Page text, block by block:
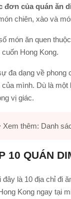
đơn của quán ăn
chiên, xào và
món ăn quen
cuốn Hong Kong.
đa dạng về phong
mình. Dù là một
vị giác.
Xem thêm: Danh
10 QUÁN
đây là 10 địa chỉ đi
Kong ngay tại